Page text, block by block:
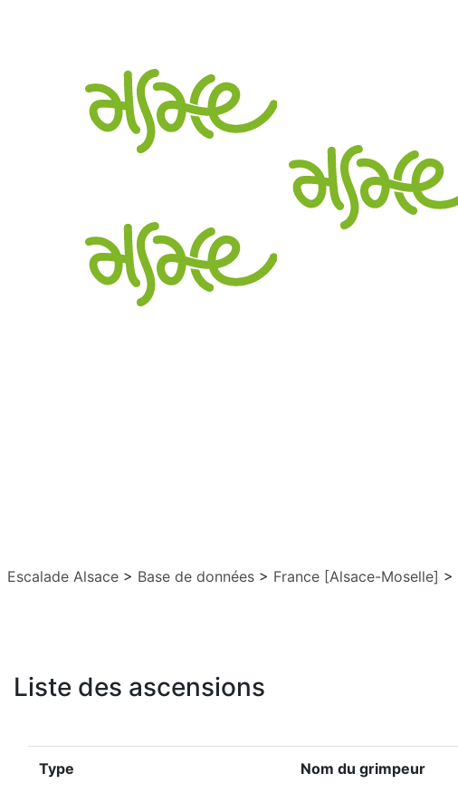
Escalade Alsace > Base de données > France [Alsace-Moselle] >
Liste des ascensions
Type Nom du grimpeur